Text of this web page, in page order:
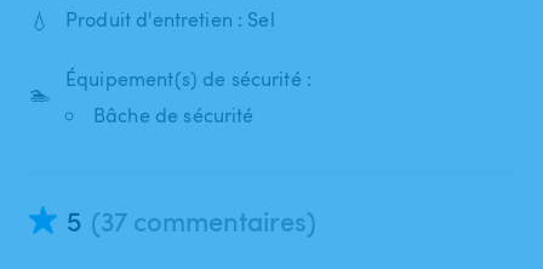
💧 Produit d'entretien : Sel
🏊
Équipement(s) de sécurité :
Bâche de sécurité
5 (37 commentaires)